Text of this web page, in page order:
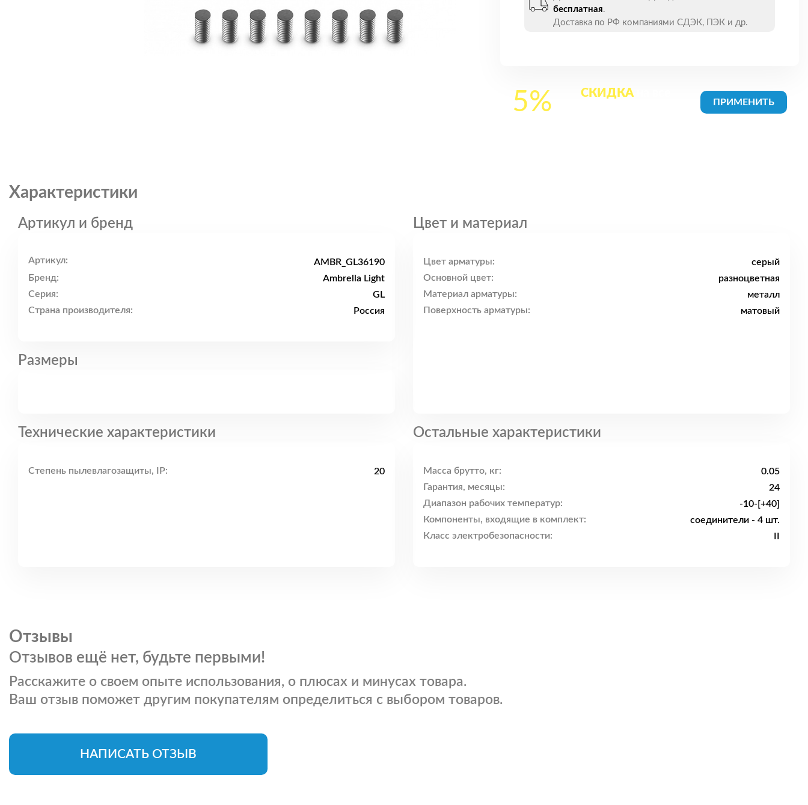
бесплатная.
Доставка по РФ компаниями СДЭК, ПЭК и др.
5% СКИДКА
Характеристики
Артикул и бренд
Артикул:
AMBR_GL36190
Бренд:
Ambrella Light
Серия:
GL
Страна производителя:
Россия
Размеры
Цвет и материал
Цвет арматуры:
серый
Основной цвет:
разноцветная
Материал арматуры:
металл
Поверхность арматуры:
матовый
Технические характеристики
Степень пылевлагозащиты, IP: 20
Остальные характеристики
Масса брутто, кг:
0.05
Гарантия, месяцы:
24
Диапазон рабочих температур:
-10-[+40]
Компоненты, входящие в комплект:
соединители - 4 шт.
Класс электробезопасности:
II
Отзывы
Отзывов ещё нет, будьте первыми!
Расскажите о своем опыте использования, о плюсах и минусах товара.
Ваш отзыв поможет другим покупателям определиться с выбором товаров.
НАПИСАТЬ ОТЗЫВ